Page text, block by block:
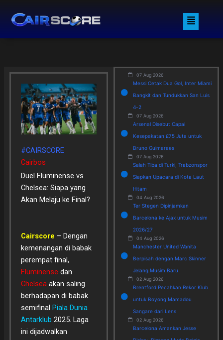
content
Menu
#CAIRSCORE
Cairbos
Duel Fluminense vs
Chelsea: Siapa yang
Akan Melaju ke Final?
Cairscore – Dengan
kemenangan di babak
perempat final,
Fluminense dan
Chelsea akan saling
berhadapan di babak
semifinal Piala Dunia
Antarklub 2025. Laga
ini dijadwalkan
07 Aug 2026
Messi Cetak Dua Gol, Inter Miami
Bangkit dan Tundukkan San Luis
4-2
07 Aug 2026
Arsenal Disebut Capai
Kesepakatan £75 Juta untuk
Bruno Guimaraes
07 Aug 2026
Salah Tiba di Turki, Trabzonspor
Siapkan Upacara di Kota Laut
Hitam
04 Aug 2026
Ter Stegen Dipinjamkan
Barcelona ke Ajax untuk Musim
2026/27
04 Aug 2026
Manchester United Wanita
Berpisah dengan Marc Skinner
Jelang Musim Baru
02 Aug 2026
Brentford Pecahkan Rekor Klub
untuk Boyong Mamadou
Sangare dari Lens
02 Aug 2026
Barcelona Amankan Jesse